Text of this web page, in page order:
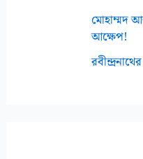
মোহাম্মদ
আক্ষেপ!